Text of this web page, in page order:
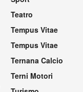
Teatro
Tempus Vitae
Tempus Vitae
Ternana Calcio
Terni Motori